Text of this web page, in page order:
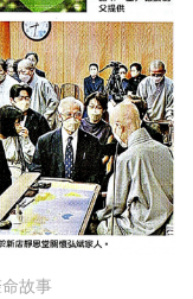
故事